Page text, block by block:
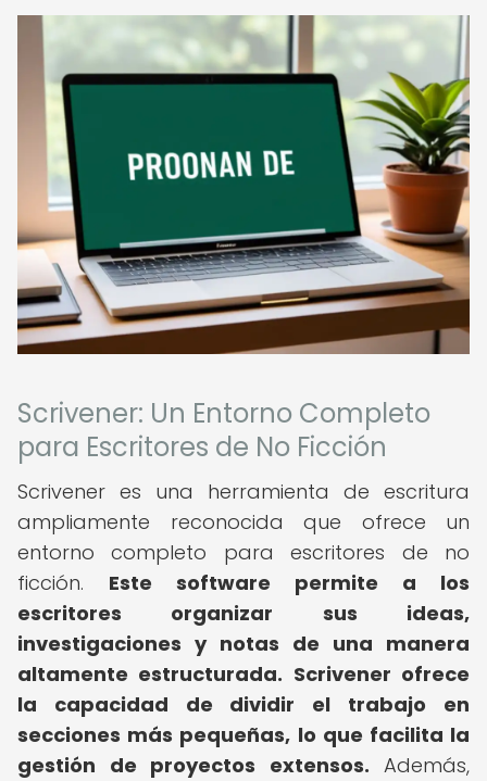
Scrivener: Un Entorno Completo
para Escritores de No Ficción
Scrivener es una herramienta de escritura
ampliamente reconocida que ofrece un
entorno completo para escritores de no
ficción. Este software permite a los
escritores organizar sus ideas,
investigaciones y notas de una manera
altamente estructurada. Scrivener ofrece
la capacidad de dividir el trabajo en
secciones más pequeñas, lo que facilita la
gestión de proyectos extensos. Además,